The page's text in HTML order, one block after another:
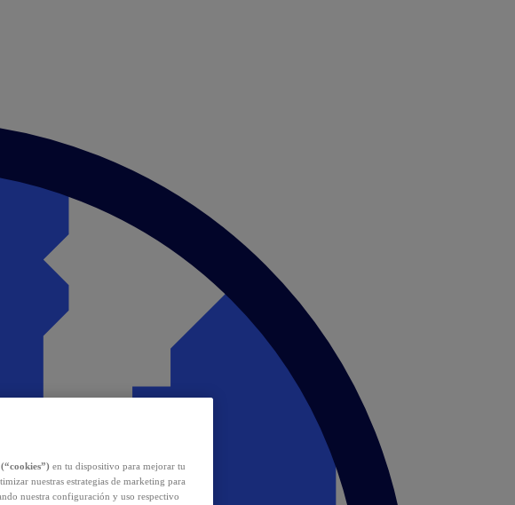
(“cookies”) en tu dispositivo para mejorar tu
nuestras estrategias de marketing para
nuestra configuración y uso respectivo